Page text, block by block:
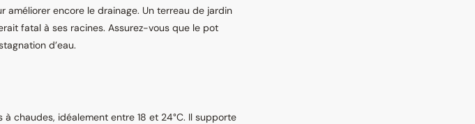
améliorer encore le drainage. Un terreau de jardin
fatal à ses racines. Assurez-vous que le pot
d’eau.
chaudes, idéalement entre 18 et 24°C. Il supporte